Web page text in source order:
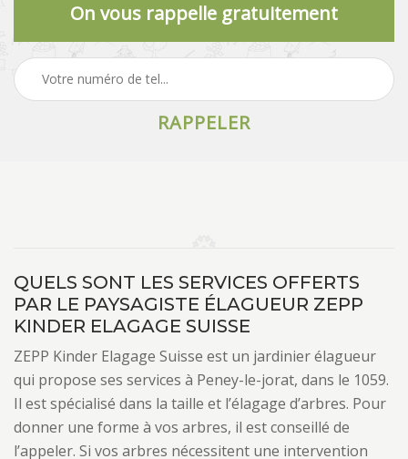
On vous rappelle gratuitement
QUELS SONT LES SERVICES OFFERTS
PAR LE PAYSAGISTE ÉLAGUEUR ZEPP
KINDER ELAGAGE SUISSE
ZEPP Kinder Elagage Suisse est un jardinier élagueur
qui propose ses services à Peney-le-jorat, dans le 1059.
Il est spécialisé dans la taille et l’élagage d’arbres. Pour
donner une forme à vos arbres, il est conseillé de
l’appeler. Si vos arbres nécessitent une intervention